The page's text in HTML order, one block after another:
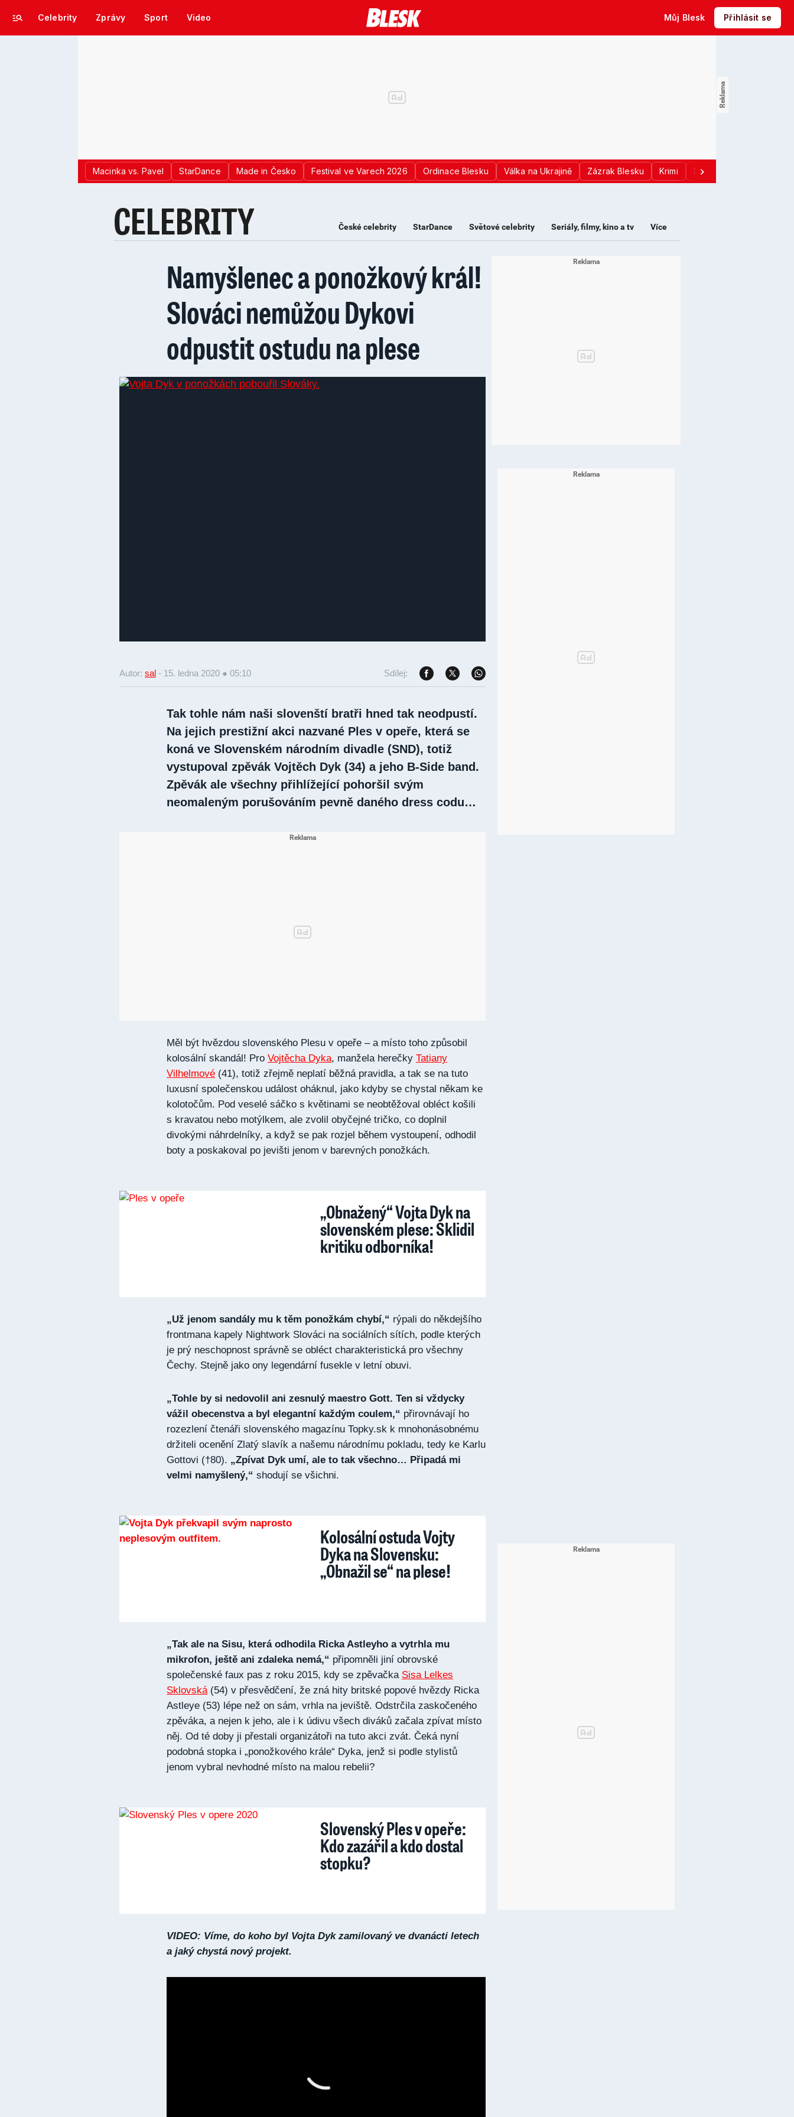
Celebrity Zprávy Sport Video Můj Blesk Přihlásit se
Macinka vs. Pavel StarDance Made in Česko Festival ve Varech 2026 Ordinace Blesku Válka na Ukrajině Zázrak Blesku Krimi Donald Trump
CELEBRITY České celebrity StarDance Světové celebrity Seriály, filmy, kino a tv Více
Namyšlenec a ponožkový král!
Slováci nemůžou Dykovi
odpustit ostudu na plese
Autor: sal - 15. ledna 2020 ● 05:10 Sdílej:
Tak tohle nám naši slovenští bratři hned tak neodpustí.
Na jejich prestižní akci nazvané Ples v opeře, která se
koná ve Slovenském národním divadle (SND), totiž
vystupoval zpěvák Vojtěch Dyk (34) a jeho B-Side band.
Zpěvák ale všechny přihlížející pohoršil svým
neomaleným porušováním pevně daného dress codu…
Měl být hvězdou slovenského Plesu v opeře – a místo toho způsobil
kolosální skandál! Pro Vojtěcha Dyka, manžela herečky Tatiany
Vilhelmové (41), totiž zřejmě neplatí běžná pravidla, a tak se na tuto
luxusní společenskou událost oháknul, jako kdyby se chystal někam ke
kolotočům. Pod veselé sáčko s květinami se neobtěžoval obléct košili
s kravatou nebo motýlkem, ale zvolil obyčejné tričko, co doplnil
divokými náhrdelníky, a když se pak rozjel během vystoupení, odhodil
boty a poskakoval po jevišti jenom v barevných ponožkách.
„Obnažený“ Vojta Dyk na
slovenském plese: Sklidil
kritiku odborníka!
„Už jenom sandály mu k těm ponožkám chybí,“ rýpali do někdejšího
frontmana kapely Nightwork Slováci na sociálních sítích, podle kterých
je prý neschopnost správně se obléct charakteristická pro všechny
Čechy. Stejně jako ony legendární fusekle v letní obuvi.
„Tohle by si nedovolil ani zesnulý maestro Gott. Ten si vždycky
vážil obecenstva a byl elegantní každým coulem,“ přirovnávají ho
rozezlení čtenáři slovenského magazínu Topky.sk k mnohonásobnému
držiteli ocenění Zlatý slavík a našemu národnímu pokladu, tedy ke Karlu
Gottovi (†80). „Zpívat Dyk umí, ale to tak všechno… Připadá mi
velmi namyšlený,“ shodují se všichni.
Kolosální ostuda Vojty
Dyka na Slovensku:
„Obnažil se“ na plese!
„Tak ale na Sisu, která odhodila Ricka Astleyho a vytrhla mu
mikrofon, ještě ani zdaleka nemá,“ připomněli jiní obrovské
společenské faux pas z roku 2015, kdy se zpěvačka Sisa Lelkes
Sklovská(54) v přesvědčení, že zná hity britské popové hvězdy Ricka
Astleye (53) lépe než on sám, vrhla na jeviště. Odstrčila zaskočeného
zpěváka, a nejen k jeho, ale i k údivu všech diváků začala zpívat místo
něj. Od té doby ji přestali organizátoři na tuto akci zvát. Čeká nyní
podobná stopka i „ponožkového krále“ Dyka, jenž si podle stylistů
jenom vybral nevhodné místo na malou rebelii?
Slovenský Ples v opeře:
Kdo zazářil a kdo dostal
stopku?
VIDEO: Víme, do koho byl Vojta Dyk zamilovaný ve dvanácti letech
a jaký chystá nový projekt.